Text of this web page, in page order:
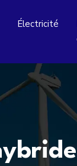
Électricité